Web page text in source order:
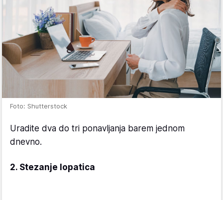
Foto: Shutterstock
Uradite dva do tri ponavljanja barem jednom
dnevno.
2. Stezanje lopatica